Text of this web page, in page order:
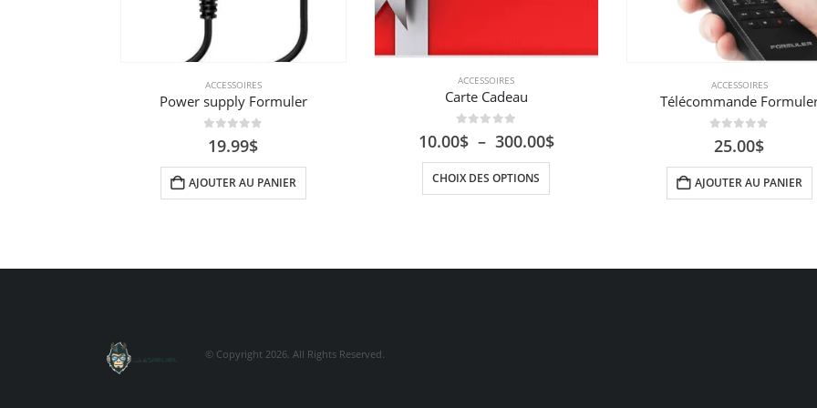
ACCESSOIRES
Power supply Formuler
sur 5
19.99$
AJOUTER AU PANIER
ACCESSOIRES
Carte Cadeau
0sur 5
10.00$ – 300.00$Plage
CHOIX DES OPTIONS
Ce produit a plusieurs variations. Les options peuvent être choisies sur la page du produit
ACCESSOIRES
Télécommande
sur 5
25.00$
AJOUTER AU PANIER
© Copyright 2026. All Rights Reserved.